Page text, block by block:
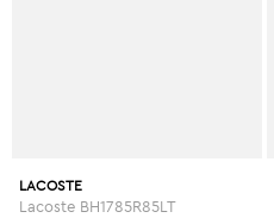
LACOSTE
Lacoste BH1785R85LT